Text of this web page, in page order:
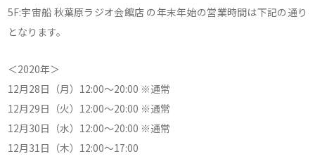
5F:宇宙船 秋葉原ラジオ会館店 の年末年始の営業時間は下記の通り
となります。
＜2020年＞
12月28日（月）12:00～20:00 ※通常
12月29日（火）12:00～20:00 ※通常
12月30日（水）12:00～20:00 ※通常
12月31日（木）12:00～17:00